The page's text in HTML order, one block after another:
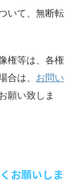
いて、無断転
権等は、各権
合は、 お問い
願い致しま
お願いしま